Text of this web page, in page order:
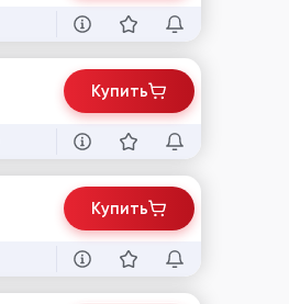
Купить
Купить